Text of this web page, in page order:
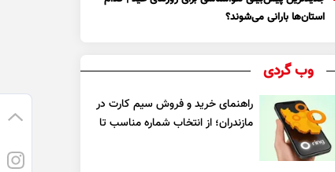
استان‌ها بارانی می‌شوند؟
وب گردی
راهنمای خرید و فروش سیم کارت در
مازندران؛ از انتخاب شماره مناسب تا